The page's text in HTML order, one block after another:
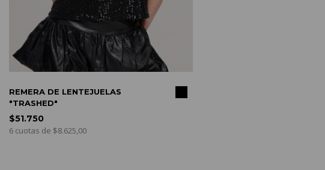
REMERA DE LENTEJUELAS
"TRASHED"
$51.750
6 cuotas de $8.625,00